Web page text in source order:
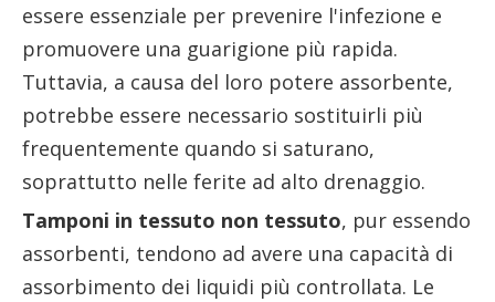
essere essenziale per prevenire l'infezione e
promuovere una guarigione più rapida.
Tuttavia, a causa del loro potere assorbente,
potrebbe essere necessario sostituirli più
frequentemente quando si saturano,
soprattutto nelle ferite ad alto drenaggio.
Tamponi in tessuto non tessuto, pur essendo
assorbenti, tendono ad avere una capacità di
assorbimento dei liquidi più controllata. Le